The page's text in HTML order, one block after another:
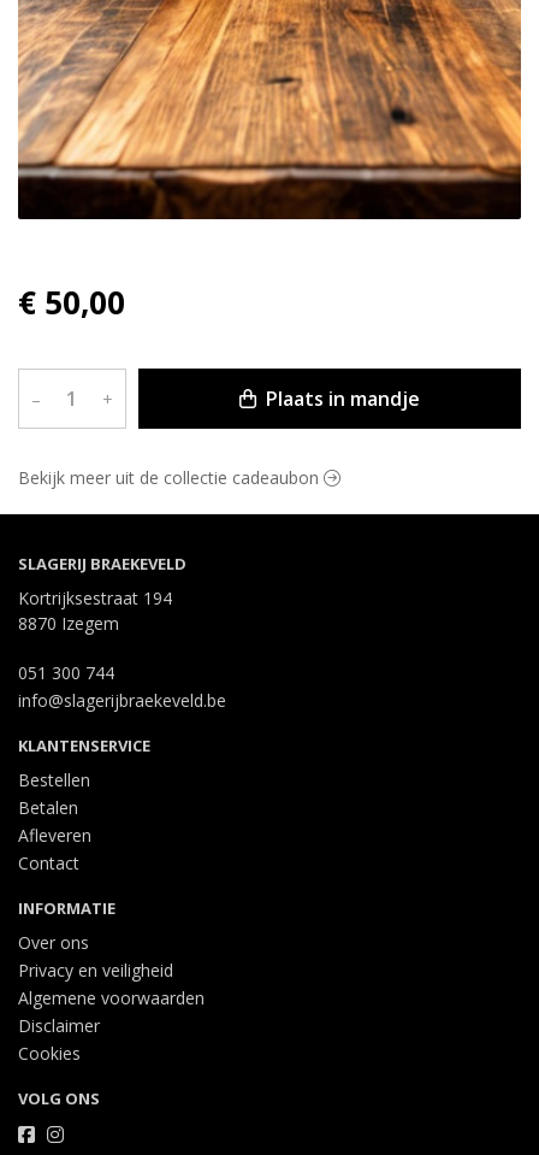
€ 50,00
– + Plaats in mandje
Bekijk meer uit de collectie cadeaubon
SLAGERIJ BRAEKEVELD
Kortrijksestraat 194
8870 Izegem
051 300 744
info@slagerijbraekeveld.be
KLANTENSERVICE
Bestellen
Betalen
Afleveren
Contact
INFORMATIE
Over ons
Privacy en veiligheid
Algemene voorwaarden
Disclaimer
Cookies
VOLG ONS